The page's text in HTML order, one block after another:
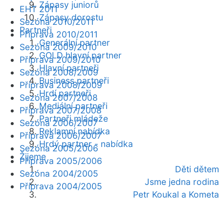
Zápasy juniorů
Zápasy dorostu
Partneři
Generální partner
GOLD hlavní partner
Hlavní partneři
Business partneři
Hrdí partneři
Mediální partneři
Partneři mládeže
Reklamní nabídka
Hrdý partner - nabídka
Žijeme
Děti dětem
Jsme jedna rodina
Petr Koukal a Kometa
EHT 2011
Sezóna 2010/2011
Příprava 2010/2011
Sezóna 2009/2010
Příprava 2009/2010
Sezóna 2008/2009
Příprava 2008/2009
Sezóna 2007/2008
Příprava 2007/2008
Sezóna 2006/2007
Příprava 2006/2007
Sezóna 2005/2006
Příprava 2005/2006
Sezóna 2004/2005
Příprava 2004/2005